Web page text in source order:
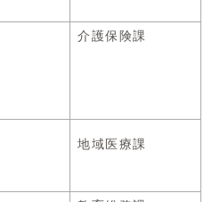
介護保険課
地域医療課